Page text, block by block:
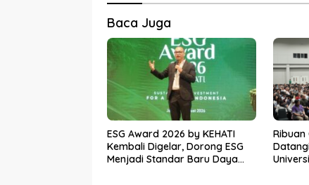
Baca Juga
ESG Award 2026 by KEHATI
Kembali Digelar, Dorong ESG
Menjadi Standar Baru Daya
Ribuan